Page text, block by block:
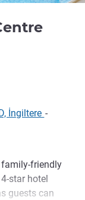
4
İngiltere -
friendly
star hotel
guests can